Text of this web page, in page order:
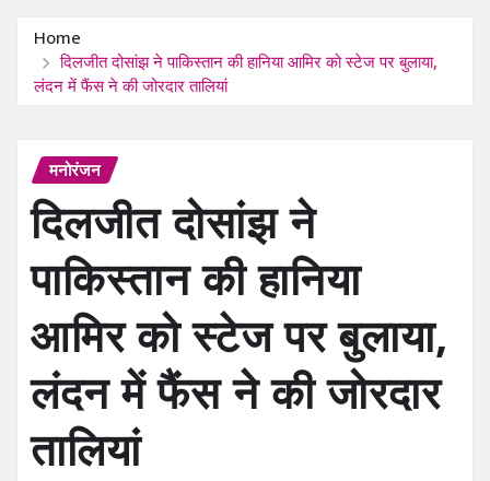
Home
दिलजीत दोसांझ ने पाकिस्तान की हानिया आमिर को स्टेज पर बुलाया,
लंदन में फैंस ने की जोरदार तालियां
मनोरंजन
दिलजीत दोसांझ ने
पाकिस्तान की हानिया
आमिर को स्टेज पर बुलाया,
लंदन में फैंस ने की जोरदार
तालियां